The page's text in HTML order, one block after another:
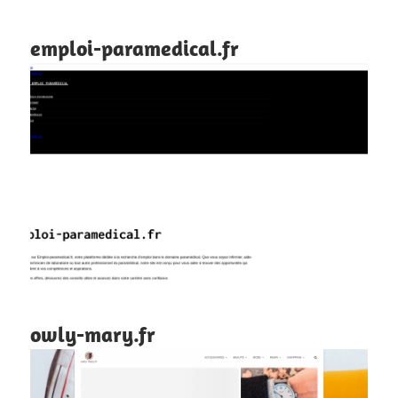
emploi-paramedical.fr
owly-mary.fr